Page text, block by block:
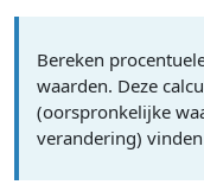
Bereken
waarden. Deze
(oorspronkelijke
verandering)